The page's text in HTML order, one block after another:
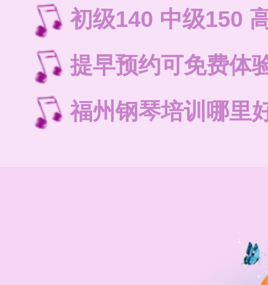
初级140 中级150
提早预约可免费体
福州钢琴培训哪里